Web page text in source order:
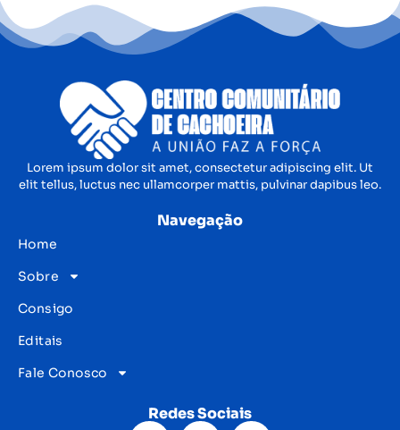
Lorem ipsum dolor sit amet, consectetur adipiscing elit. Ut
elit tellus, luctus nec ullamcorper mattis, pulvinar dapibus leo.
Navegação
Home
Sobre
Consigo
Editais
Fale Conosco
Redes Sociais